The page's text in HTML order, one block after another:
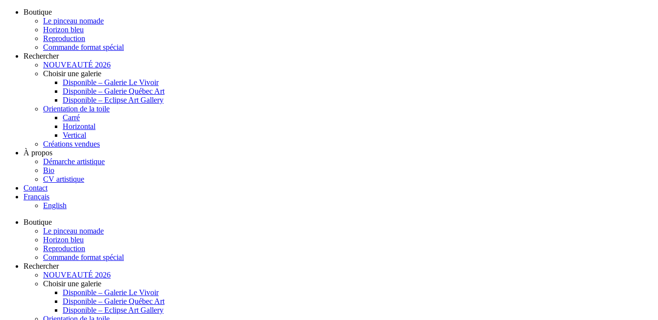
Boutique
Le pinceau nomade
Horizon bleu
Reproduction
Commande format spécial
Rechercher
NOUVEAUTÉ 2026
Choisir une galerie
Disponible – Galerie Le Vivoir
Disponible – Galerie Québec Art
Disponible – Eclipse Art Gallery
Orientation de la toile
Carré
Horizontal
Vertical
Créations vendues
À propos
Démarche artistique
Bio
CV artistique
Contact
Français
English
Boutique
Le pinceau nomade
Horizon bleu
Reproduction
Commande format spécial
Rechercher
NOUVEAUTÉ 2026
Choisir une galerie
Disponible – Galerie Le Vivoir
Disponible – Galerie Québec Art
Disponible – Eclipse Art Gallery